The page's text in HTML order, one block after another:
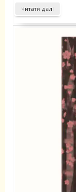
1
145 ₴.
844 ₴.
Читати далі